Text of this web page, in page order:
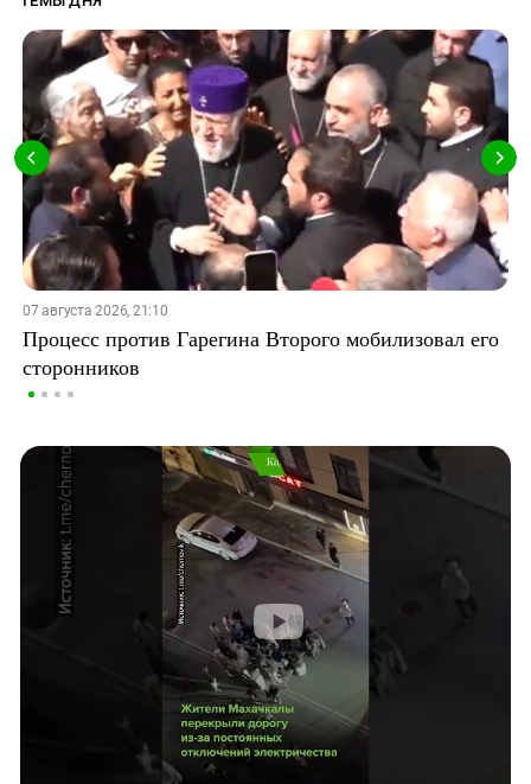
07 августа 2026, 21:10
Процесс против Гарегина Второго мобилизовал его
сторонников